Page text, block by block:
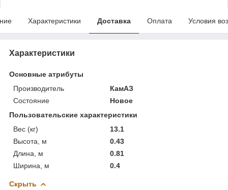
Характеристики Доставка Оплата Условия
Характеристики
Основные атрибуты
Производитель
КамАЗ
Состояние
Новое
Пользовательские характеристики
Вес (кг)
13.1
Высота, м
0.43
Длина, м
0.81
Ширина, м
0.4
Скрыть